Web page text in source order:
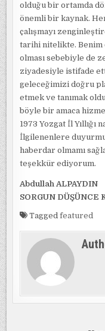
olduğu bir ortamda
önemli bir kaynak.
çalışmayı
tarihi nitelikte. Benim
olması sebebiyle de
ziyadesiyle istifade
geleceğimizi doğru
etmek ve tanımak
böyle bir amaca
1973 Yozgat İl
İlgilenenlere
haberdar olmamı
teşekkür ediyorum.
Abdullah ALPAYDIN
SORGUN DÜŞÜNCE
Taggedfeatured